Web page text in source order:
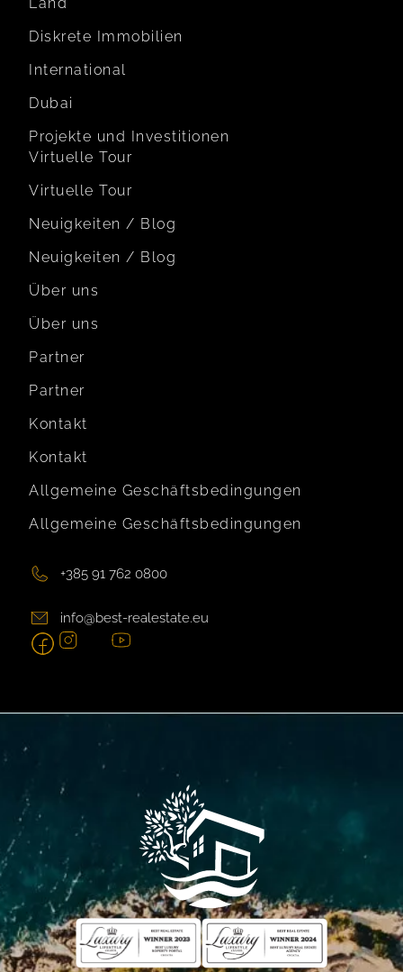
Land
Diskrete Immobilien
International
Dubai
Projekte und Investitionen
Virtuelle Tour
Virtuelle Tour
Neuigkeiten / Blog
Neuigkeiten / Blog
Über uns
Über uns
Partner
Partner
Kontakt
Kontakt
Allgemeine Geschäftsbedingungen
Allgemeine Geschäftsbedingungen
+385 91 762 0800
info@best-realestate.eu